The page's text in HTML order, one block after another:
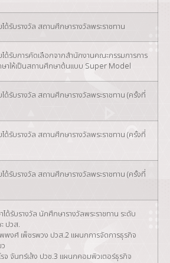
ด้รับรางวัล สถานศึกษารางวัลพระราชทาน
ด้รับการคัดเลือกจากสำนักงานคณะกรรมการการ
ษาให้เป็นสถานศึกษาต้นแบบ Super Model
ด้รับรางวัล สถานศึกษารางวัลพระราชทาน (ครั้งที่
ด้รับรางวัล สถานศึกษารางวัลพระราชทาน (ครั้งที่
ด้รับรางวัล สถานศึกษารางวัลพระราชทาน (ครั้งที่
ด้รับรางวัล นักศึกษารางวัลพระราชทาน ระดับ
ปวส.
พงศ์ เพ็ชรพวง ปวส.2 แผนกการจัดการธุรกิจ
รจ จันทร์เส้ง ปวช.3 แผนกคอมพิวเตอร์ธุรกิจ